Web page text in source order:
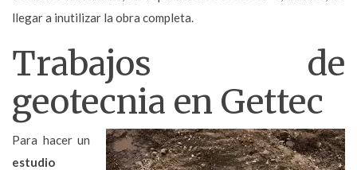
llegar a inutilizar la obra completa.
Trabajos de
geotecnia en Gettec
Para hacer un
estudio